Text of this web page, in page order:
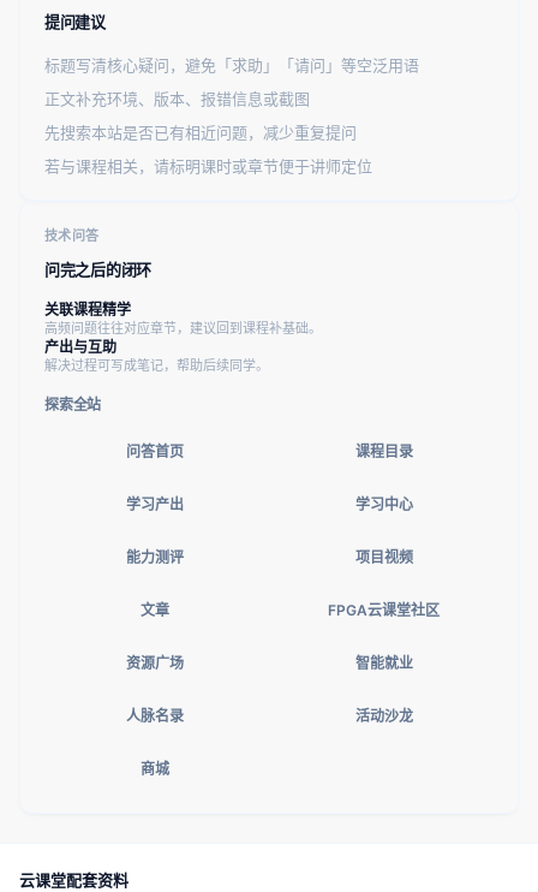
提问建议
标题写清核心疑问，避免「求助」「请问」等空泛用语
正文补充环境、版本、报错信息或截图
先搜索本站是否已有相近问题，减少重复提问
若与课程相关，请标明课时或章节便于讲师定位
技术问答
问完之后的闭环
关联课程精学
高频问题往往对应章节，建议回到课程补基础。
产出与互助
解决过程可写成笔记，帮助后续同学。
探索全站
问答首页 课程目录
学习产出 学习中心
能力测评 项目视频
文章 FPGA云课堂社区
资源广场 智能就业
人脉名录 活动沙龙
商城
云课堂配套资料